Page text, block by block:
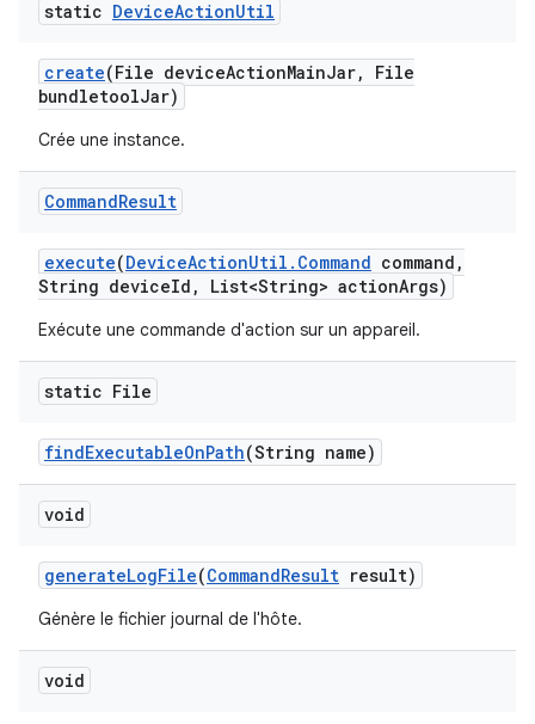
static DeviceActionUtil
create(File deviceActionMainJar,
File
bundletoolJar)
Crée une instance.
CommandResult
execute(DeviceActionUtil . Command command ,
String deviceId , List<String> actionArgs)
Exécute une commande d'action sur un appareil.
static File
findExecutableOnPath(String name)
void
generateLogFile(CommandResult result)
Génère le fichier journal de l'hôte.
void